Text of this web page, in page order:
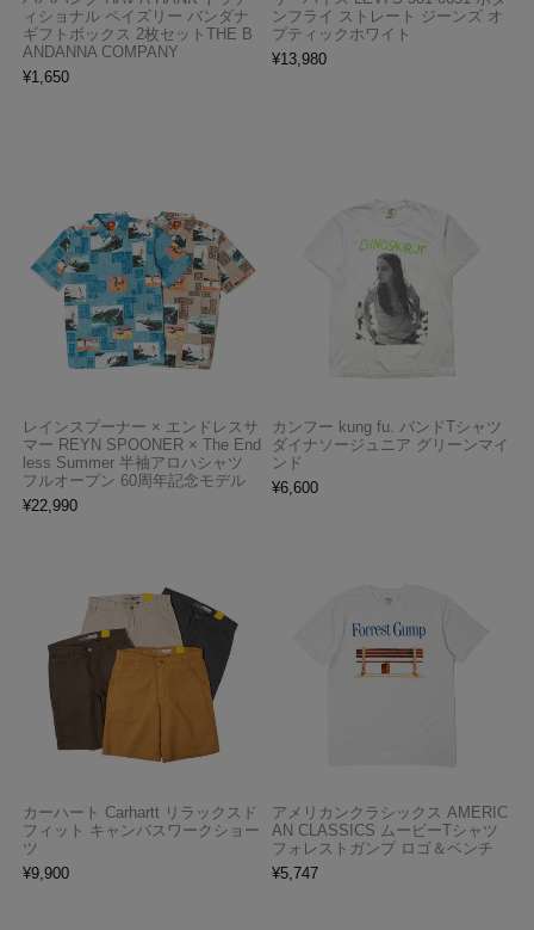
ィショナル ペイズリー バンダナ
ギフトボックス 2枚セットTHE B
ANDANNA COMPANY
¥1,650
ンフライ ストレート ジーンズ オ
プティックホワイト
¥13,980
レインスプーナー × エンドレスサ
マー REYN SPOONER × The End
less Summer 半袖アロハシャツ
フルオープン 60周年記念モデル
¥22,990
カンフー kung fu. バンドTシャツ
ダイナソージュニア グリーンマイ
ンド
¥6,600
カーハート Carhartt リラックスド
フィット キャンバスワークショー
ツ
¥9,900
アメリカンクラシックス AMERIC
AN CLASSICS ムービーTシャツ
フォレストガンプ ロゴ＆ベンチ
¥5,747